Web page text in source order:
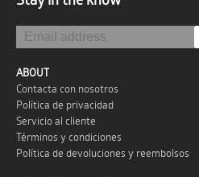
ABOUT
Contacta con nosotros
Política de privacidad
Servicio al cliente
Términos y condiciones
Política de devoluciones y reembolsos